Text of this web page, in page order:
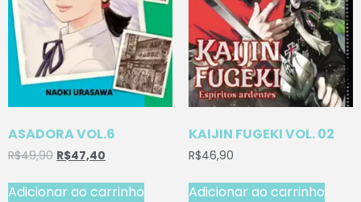
ASADORA VOL.6
R$49,90 R$47,40
Adicionar ao carrinho
KAIJIN FUGEKI VOL. 02
R$46,90
Adicionar ao carrinho